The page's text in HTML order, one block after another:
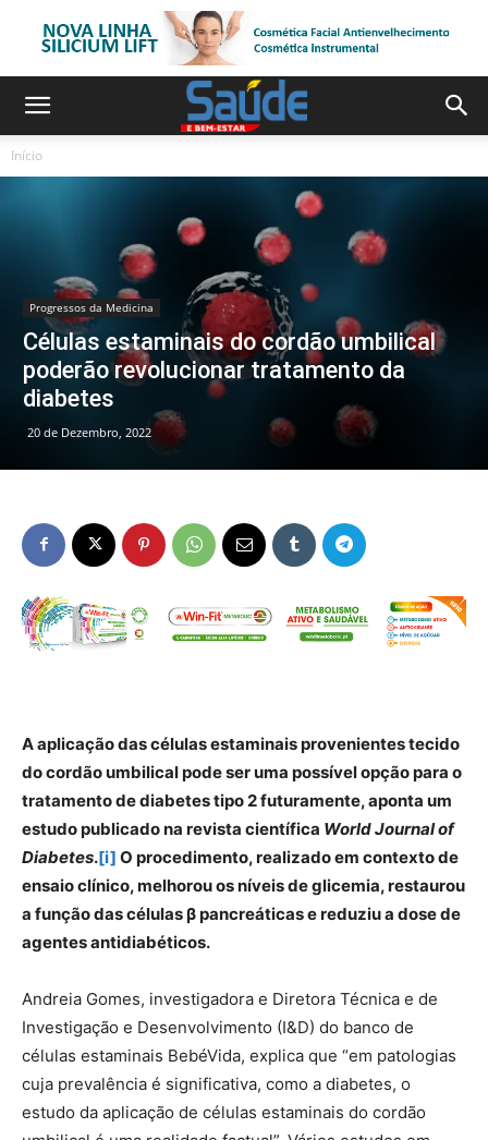
Início
Progressos da Medicina
Células estaminais do cordão umbilical
poderão revolucionar tratamento da
diabetes
20 de Dezembro, 2022
A aplicação das células estaminais provenientes tecido
do cordão umbilical pode ser uma possível opção para o
tratamento de diabetes tipo 2 futuramente, aponta um
estudo publicado na revista científica World Journal of
Diabetes.[i] O procedimento, realizado em contexto de
ensaio clínico, melhorou os níveis de glicemia, restaurou
a função das células β pancreáticas e reduziu a dose de
agentes antidiabéticos.
Andreia Gomes, investigadora e Diretora Técnica e de
Investigação e Desenvolvimento (I&D) do banco de
células estaminais BebéVida, explica que “em patologias
cuja prevalência é significativa, como a diabetes, o
estudo da aplicação de células estaminais do cordão